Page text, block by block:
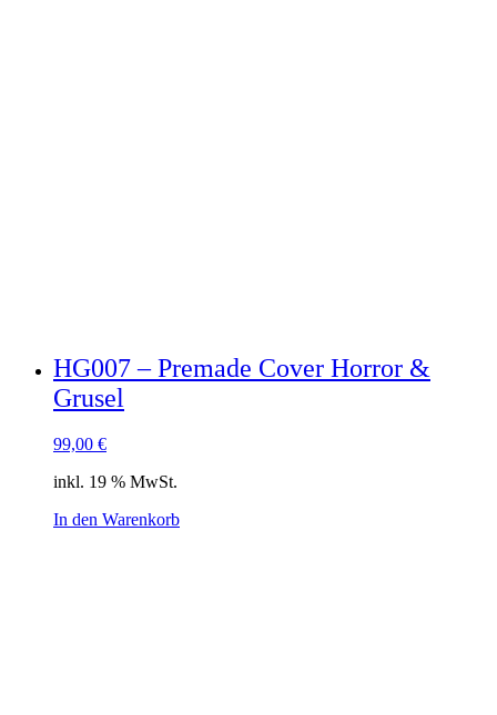
HG007 – Premade Cover Horror &
Grusel
99,00 €
inkl. 19 % MwSt.
In den Warenkorb